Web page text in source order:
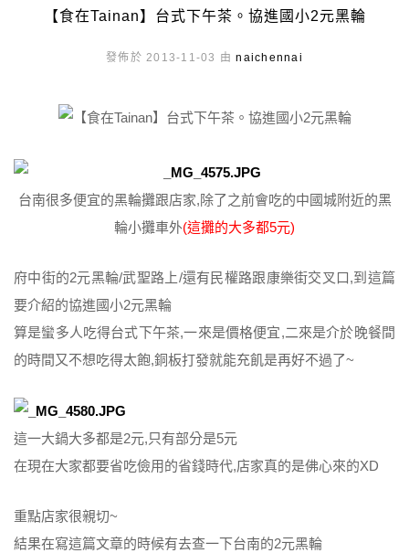
【食在Tainan】台式下午茶。協進國小2元黑輪
發佈於 2013-11-03 由naichennai
台南很多便宜的黑輪攤跟店家,除了之前會吃的中國城附近的黑
輪小攤車外(這攤的大多都5元)
府中街的2元黑輪/武聖路上/還有民權路跟康樂街交叉口,到這篇
要介紹的協進國小2元黑輪
算是蠻多人吃得台式下午茶,一來是價格便宜,二來是介於晚餐間
的時間又不想吃得太飽,銅板打發就能充飢是再好不過了~
這一大鍋大多都是2元,只有部分是5元
在現在大家都要省吃儉用的省錢時代,店家真的是佛心來的XD
重點店家很親切~
結果在寫這篇文章的時候有去查一下台南的2元黑輪